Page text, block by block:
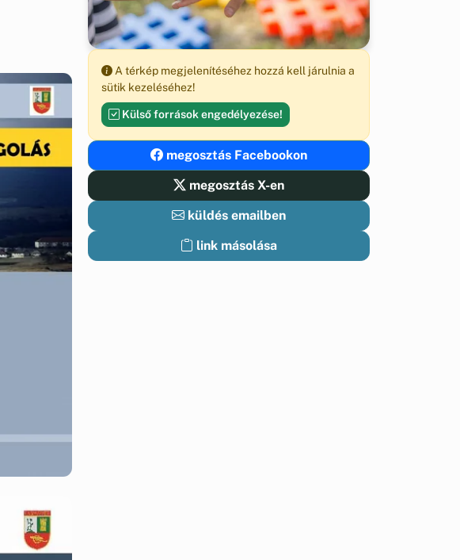
A térkép megjelenítéséhez hozzá kell járulnia a
sütik kezeléséhez!
Külső források engedélyezése!
megosztás Facebookon
megosztás X-en
küldés emailben
link másolása